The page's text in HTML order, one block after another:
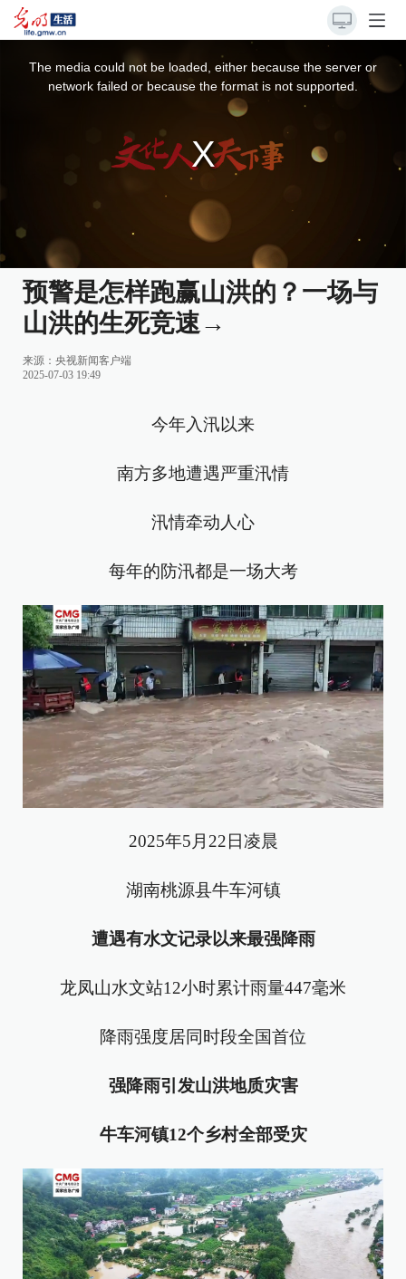
The media could not be loaded, either because the server or
network failed or because the format is not supported.
预警是怎样跑赢山洪的？一场与
山洪的生死竞速→
来源： 央视新闻客户端
2025-07-03 19:49
今年入汛以来
南方多地遭遇严重汛情
汛情牵动人心
每年的防汛都是一场大考
2025年5月22日凌晨
湖南桃源县牛车河镇
遭遇有水文记录以来最强降雨
龙凤山水文站12小时累计雨量447毫米
降雨强度居同时段全国首位
强降雨引发山洪地质灾害
牛车河镇12个乡村全部受灾